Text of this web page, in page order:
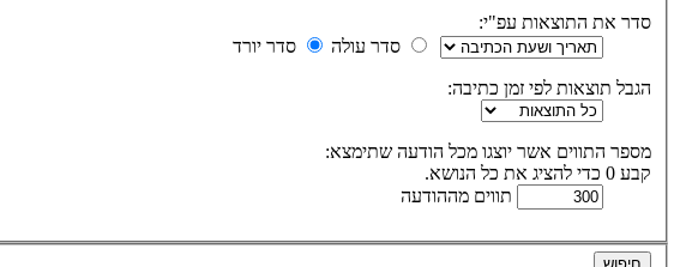
סדר את התוצאות עפ"י:
סדר עולה
סדר יורד
הגבל תוצאות לפי זמן כתיבה:
מספר התווים אשר יוצגו מכל הודעה שתימצא:
קבע 0 כדי להציג את כל הנושא.
תווים מההודעה